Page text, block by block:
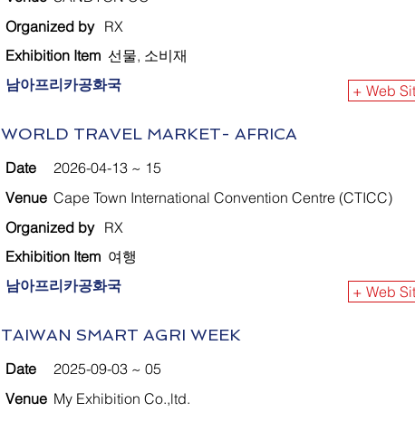
Organized by
RX
Exhibition Item 선물, 소비재
남아프리카공화국
+ Web
WORLD TRAVEL MARKET- AFRICA
Date
2026-04-13 ~ 15
Venue Cape Town International Convention Centre (CTICC)
Organized by
RX
Exhibition Item 여행
남아프리카공화국
+ Web
TAIWAN SMART AGRI WEEK
Date
2025-09-03 ~ 05
Venue My Exhibition Co.,ltd.